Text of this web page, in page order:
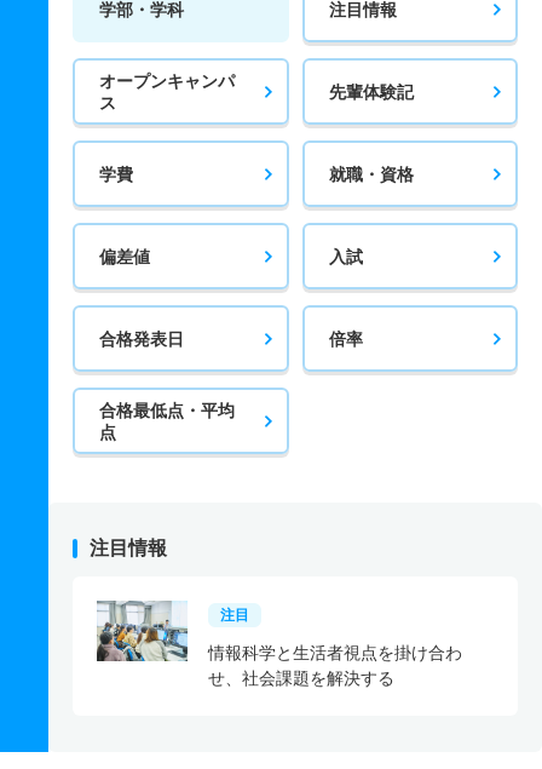
学部・学科 注目情報
オープンキャンパ
ス
先輩体験記
学費 就職・資格
偏差値 入試
合格発表日 倍率
合格最低点・平均
点
注目情報
注目
情報科学と生活者視点を掛け合わ
せ、社会課題を解決する